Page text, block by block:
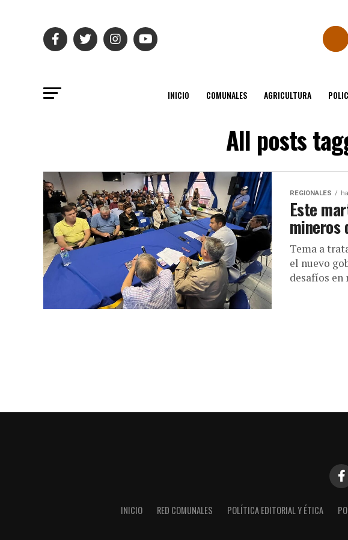
INICIO COMUNALES AGRICULTURA
All posts
REGIONALES
Este
mineros
Tema a
el nuevo
desafíos
INICIO RED COMUNALES POLÍTICA EDITORIAL Y ÉTICA